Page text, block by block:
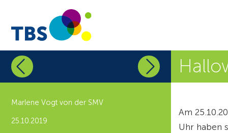
Marlene Vogt von der SMV
25.10.2019
Am
Uhr haben